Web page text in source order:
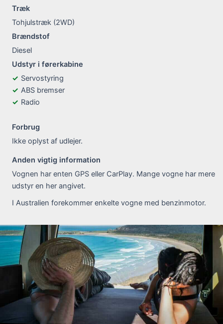
Træk
Tohjulstræk (2WD)
Brændstof
Diesel
Udstyr i førerkabine
Servostyring
ABS bremser
Radio
Forbrug
Ikke oplyst af udlejer.
Anden vigtig information
Vognen har enten GPS eller CarPlay. Mange vogne har mere
udstyr en her angivet.
I Australien forekommer enkelte vogne med benzinmotor.